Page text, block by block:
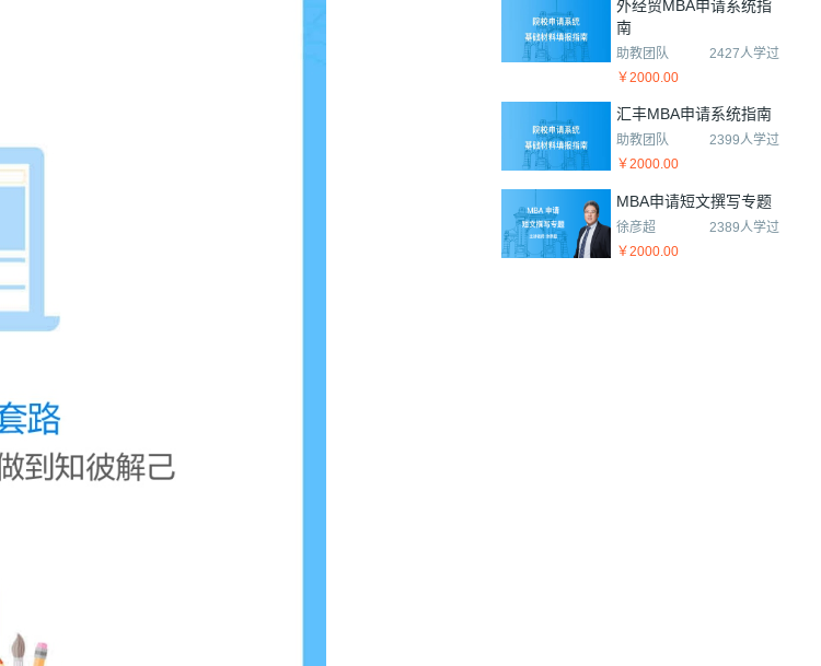
外经贸MBA申请系统指
南
助教团队
2427人学过
￥2000.00
汇丰MBA申请系统指南
助教团队
2399人学过
￥2000.00
MBA申请短文撰写专题
徐彦超
2389人学过
￥2000.00